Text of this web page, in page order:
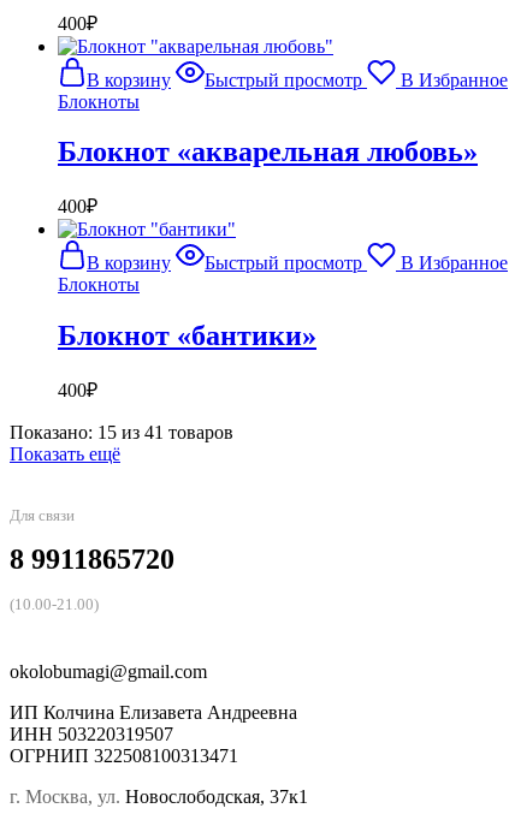
400₽
В корзину Быстрый просмотр
В Избранное
Блокноты
Блокнот «акварельная любовь»
400₽
В корзину Быстрый просмотр
В Избранное
Блокноты
Блокнот «бантики»
400₽
Показано: 15 из 41 товаров
Показать ещё
Для связи
8 9911865720
(10.00-21.00)
okolobumagi@gmail.com
ИП Колчина Елизавета Андреевна
ИНН 503220319507
ОГРНИП 322508100313471
г. Москва, ул. Новослободская, 37к1